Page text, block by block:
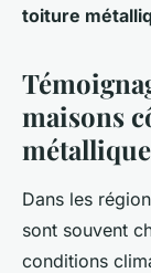
toiture
maisons
métallique
Dans les
sont souvent
conditions